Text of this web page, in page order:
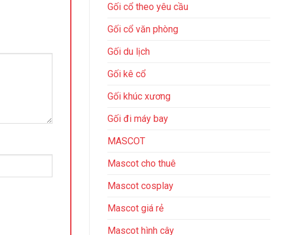
Gối cổ theo yêu cầu
Gối cổ văn phòng
Gối du lịch
Gối kê cổ
Gối khúc xương
Gối đi máy bay
MASCOT
Mascot cho thuê
Mascot cosplay
Mascot giá rẻ
Mascot hình cây